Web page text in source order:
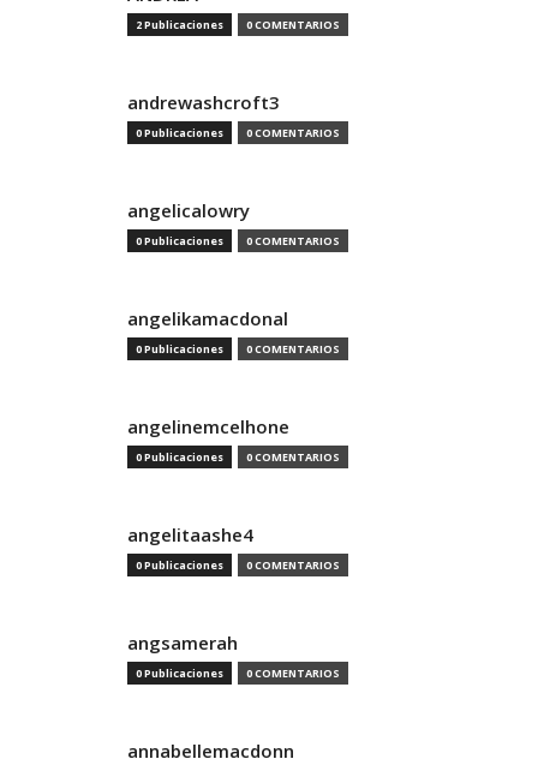
2 Publicaciones 0 COMENTARIOS
andrewashcroft3
0 Publicaciones 0 COMENTARIOS
angelicalowry
0 Publicaciones 0 COMENTARIOS
angelikamacdonal
0 Publicaciones 0 COMENTARIOS
angelinemcelhone
0 Publicaciones 0 COMENTARIOS
angelitaashe4
0 Publicaciones 0 COMENTARIOS
angsamerah
0 Publicaciones 0 COMENTARIOS
annabellemacdonn